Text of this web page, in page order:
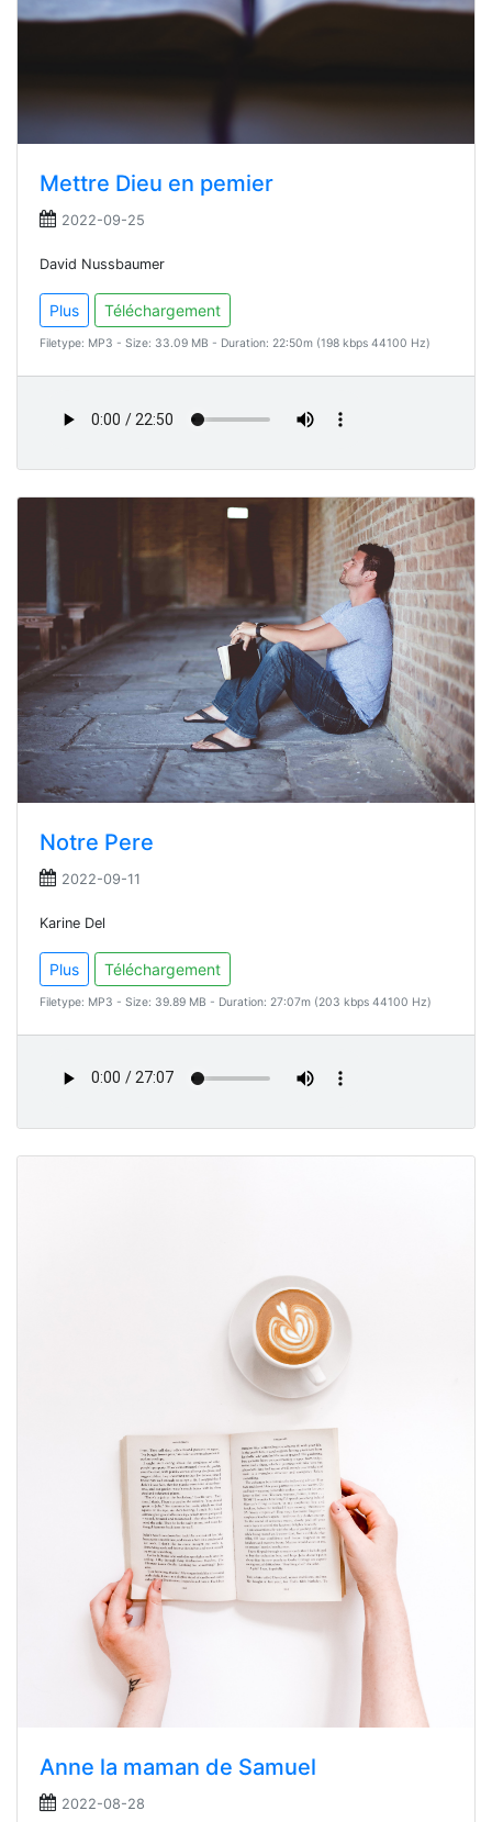
Mettre Dieu en pemier
2022-09-25
David Nussbaumer
Plus Téléchargement
Filetype: MP3 - Size: 33.09 MB - Duration: 22:50m (198 kbps 44100 Hz)
Notre Pere
2022-09-11
Karine Del
Plus Téléchargement
Filetype: MP3 - Size: 39.89 MB - Duration: 27:07m (203 kbps 44100 Hz)
Anne la maman de Samuel
2022-08-28